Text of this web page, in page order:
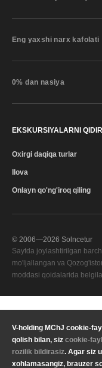
V-holding MChJ cookie-
qolish bilan, siz cookie-
rozilik bildirasiz. Agar siz
xohlamasangiz, brauzer
Eng yaxshi narx kafolati
0% dan nasiya
EKSKURSIYALARNI
Oxirgi daqiqa turlar
Ilova
Onlayn qo'ng'iroq qiling
© 2006—2026 Solncetur
Saytda joylashtirilgan
mo'ljallangan va
moddasi qoidalarida
Sizning mintaqangiz —
Valyuta